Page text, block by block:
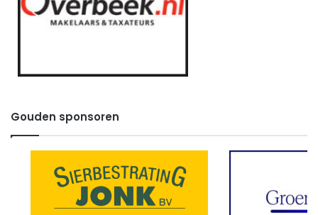
Gouden sponsoren